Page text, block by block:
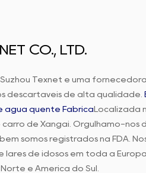
CO., LTD.
Suzhou Texnet é uma
descartáveis de alta qualidade.
água quente Fábrica Localizada
de Xangai. Orgulhamo-nos
somos registrados na FDA.
lares de idosos em toda a
e América do Sul.